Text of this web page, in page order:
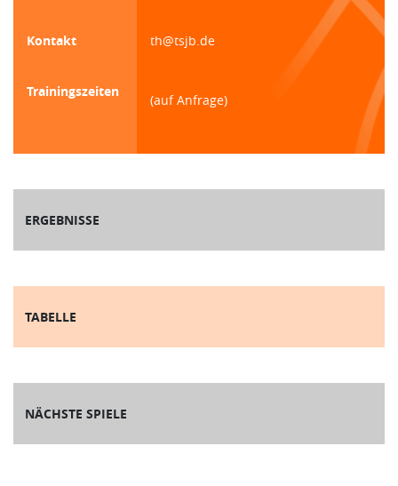
Kontakt th@tsjb.de
Trainingszeiten
(auf Anfrage)
ERGEBNISSE
TABELLE
NÄCHSTE SPIELE